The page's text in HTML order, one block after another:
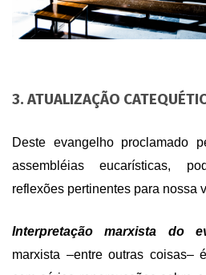
3. ATUALIZAÇÃO
Deste evangelho proclamado
assembléias eucarísticas,
reflexões pertinentes para nossa
Interpretação marxista do
marxista –entre outras coisas–